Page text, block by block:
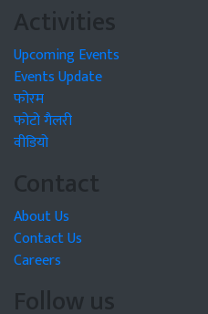
Activities
Upcoming Events
Events Update
फोरम
फोटो गैलरी
वीडियो
Contact
About Us
Contact Us
Careers
Follow us